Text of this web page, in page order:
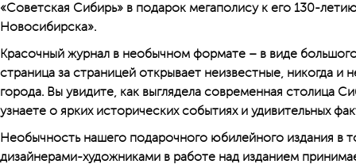
«Советская Сибирь» в подарок мегаполису к его 130-
Новосибирска».
Красочный журнал в необычном формате – в виде
страница за страницей открывает неизвестные, никогда и
города. Вы увидите, как выглядела современная столица
узнаете о ярких исторических событиях и удивительных
Необычность нашего подарочного юбилейного издания в
дизайнерами-художниками в работе над изданием